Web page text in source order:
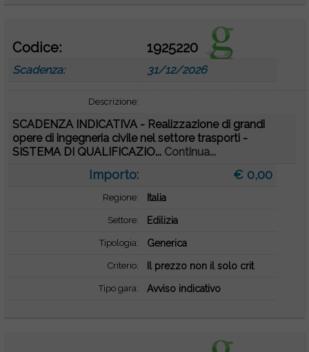
Codice: 1925220
Scadenza: 31/12/2026
Descrizione:
SCADENZA INDICATIVA - Realizzazione di grandi
opere di ingegneria civile nel settore trasporti -
SISTEMA DI QUALIFICAZIO... Continua...
Importo: € 0,00
Regione: Italia
Settore: Edilizia
Tipologia: Generica
Criterio: Il prezzo non il solo crit
Tipo gara: Avviso indicativo